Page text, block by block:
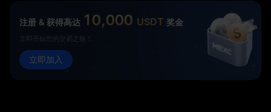
注册 & 获得高达 10,000 USDT 奖金
立即开始您的交易之旅！
立即加入